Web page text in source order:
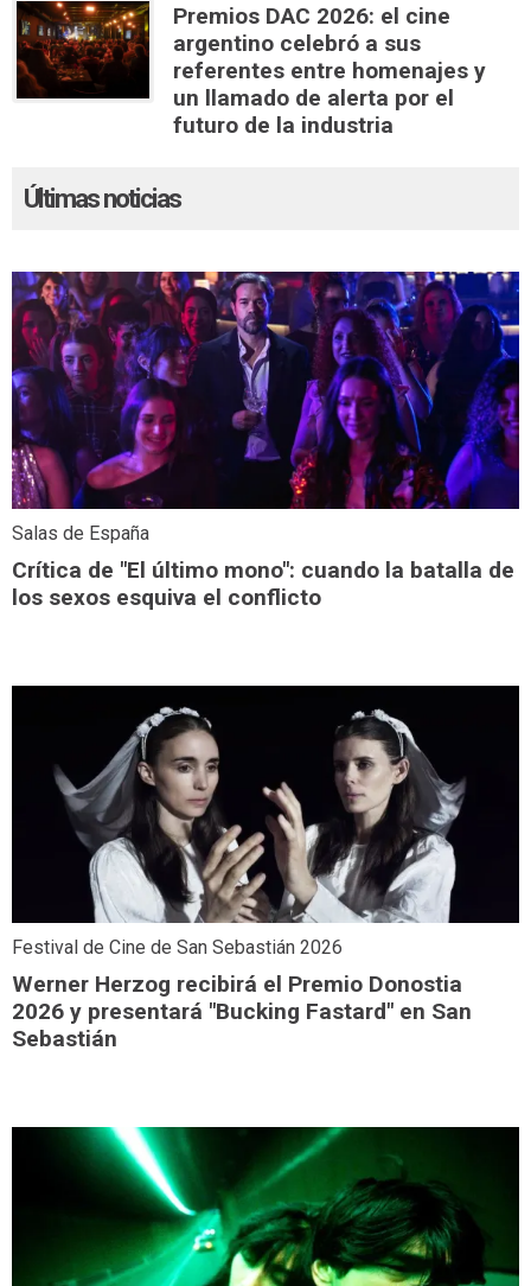
Premios DAC 2026: el cine
argentino celebró a sus
referentes entre homenajes y
un llamado de alerta por el
futuro de la industria
Últimas noticias
Salas de España
Crítica de "El último mono": cuando la batalla de
los sexos esquiva el conflicto
Festival de Cine de San Sebastián 2026
Werner Herzog recibirá el Premio Donostia
2026 y presentará "Bucking Fastard" en San
Sebastián